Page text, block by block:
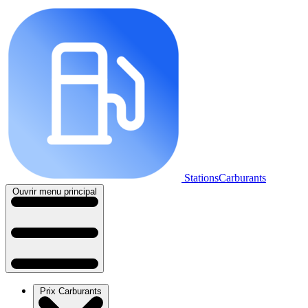
StationsCarburants
Ouvrir menu principal
Prix Carburants